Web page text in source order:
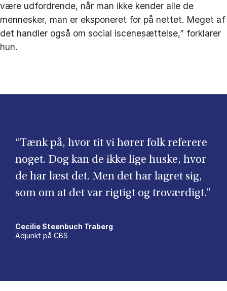
være udfordrende, når man ikke kender alle de
mennesker, man er eksponeret for på nettet. Meget af
det handler også om social iscenesættelse,” forklarer
hun.
“Tænk på, hvor tit vi hører folk referere
noget. Dog kan de ikke lige huske, hvor
de har læst det. Men det har lagret sig,
som om at det var rigtigt og troværdigt.”
Cecilie Steenbuch Traberg
Adjunkt på CBS